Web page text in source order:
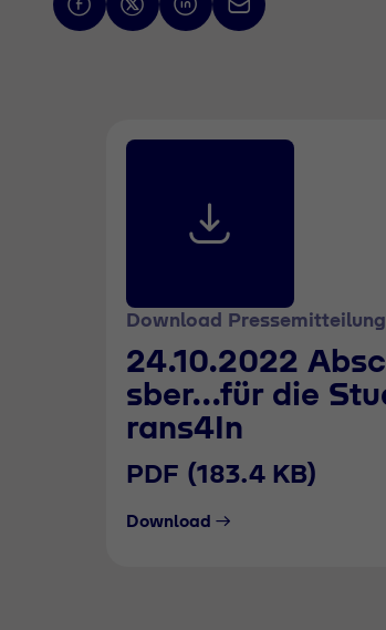
Download Pressemitteilung
24.10.2022
sber...für die
rans4In
PDF (183.4 KB)
Download